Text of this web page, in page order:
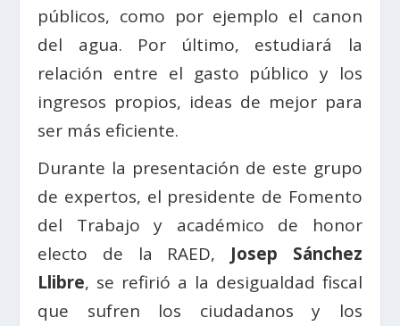
públicos, como por ejemplo el canon
del agua. Por último, estudiará la
relación entre el gasto público y los
ingresos propios, ideas de mejor para
ser más eficiente.
Durante la presentación de este grupo
de expertos, el presidente de Fomento
del Trabajo y académico de honor
electo de la RAED, Josep Sánchez
Llibre, se refirió a la desigualdad fiscal
que sufren los ciudadanos y los